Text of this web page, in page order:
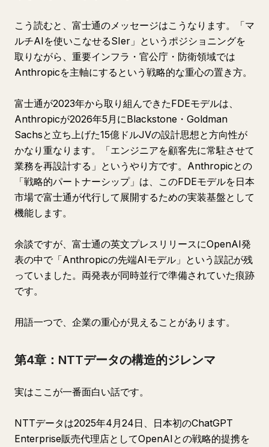
こう読むと、富士通のメッセージはこうなります。「マ
ルチAIを使いこなせるSIer」というポジショニングを
取りながら、重要インフラ・官公庁・防衛領域では
Anthropicを主軸にするという戦略的な重心の置き方。
富士通が2023年から取り組んできたFDEモデルは、
Anthropicが2026年5月にBlackstone・Goldman
Sachsと立ち上げた15億ドルJVの設計思想と方向性が
かなり重なります。「エンジニアを顧客先に常駐させて
業務を再設計する」というやり方です。Anthropicとの
「戦略的パートナーシップ」は、このFDEモデルを日本
市場で富士通が代行して展開するための実装基盤として
機能します。
余談ですが、富士通の英文プレスリリースにOpenAI発
表の中で「Anthropicの先端AIモデル」という誤記が残
っていました。両発表が同時並行で準備されていた痕跡
です。
用語一つで、企業の重心が見えることがあります。
第4章：NTTデータの構造的ジレンマ
実はここが一番面白い話です。
NTTデータは2025年4月24日、日本初のChatGPT
Enterprise販売代理店としてOpenAIとの戦略的提携を